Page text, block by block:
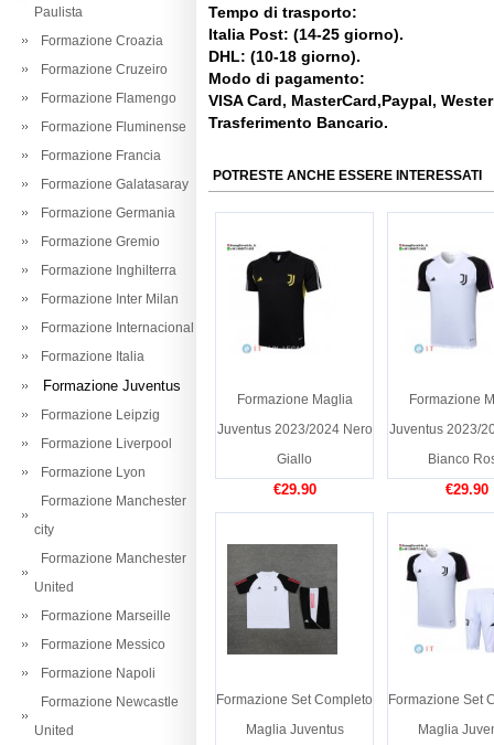
Paulista
Formazione Croazia
Formazione Cruzeiro
Formazione Flamengo
Formazione Fluminense
Formazione Francia
Formazione Galatasaray
Formazione Germania
Formazione Gremio
Formazione Inghilterra
Formazione Inter Milan
Formazione Internacional
Formazione Italia
Formazione Juventus
Formazione Leipzig
Formazione Liverpool
Formazione Lyon
Formazione Manchester
city
Formazione Manchester
United
Formazione Marseille
Formazione Messico
Formazione Napoli
Formazione Newcastle
United
Tempo di trasporto:
Italia Post: (14-25 giorno).
DHL: (10-18 giorno).
Modo di pagamento:
VISA Card, MasterCard,Paypal,
Trasferimento Bancario.
POTRESTE ANCHE ESSERE INTERESSATI
Formazione Maglia
Juventus 2023/2024 Nero
Giallo
€29.90
Formazione
Juventus 2023/
Bianco
€29.90
Formazione Set Completo
Maglia Juventus
Formazione Set
Maglia